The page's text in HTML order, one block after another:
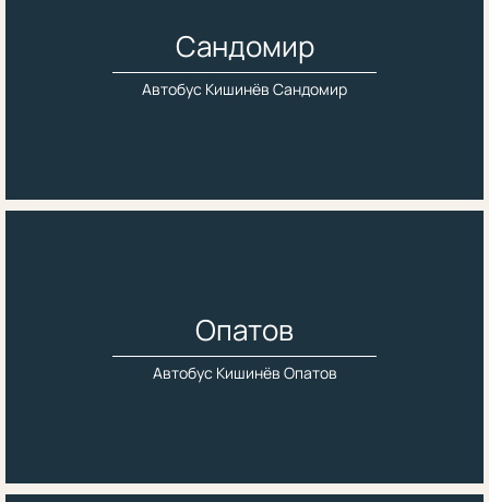
Сандомир
Автобус Кишинёв Сандомир
Опатов
Автобус Кишинёв Опатов